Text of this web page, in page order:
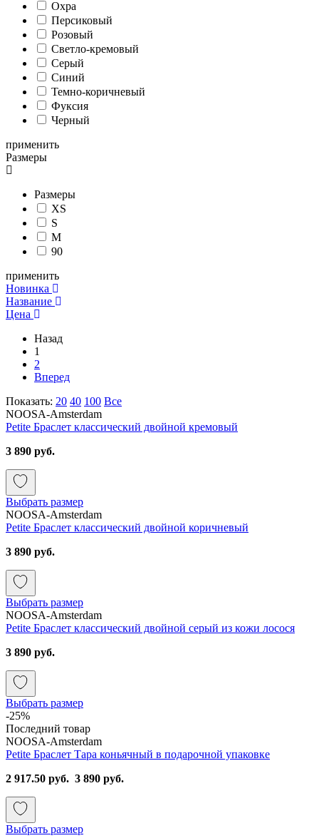
Охра
Персиковый
Розовый
Светло-кремовый
Серый
Синий
Темно-коричневый
Фуксия
Черный
применить
Размеры
Размеры
XS
S
M
90
применить
Новинка
Название
Цена
Назад
1
2
Вперед
Показать: 20 40 100 Все
NOOSA-Amsterdam
Petite Браслет классический двойной кремовый
3 890 руб.
Выбрать размер
NOOSA-Amsterdam
Petite Браслет классический двойной коричневый
3 890 руб.
Выбрать размер
NOOSA-Amsterdam
Petite Браслет классический двойной серый из кожи лосося
3 890 руб.
Выбрать размер
-25%
Последний товар
NOOSA-Amsterdam
Petite Браслет Тара коньячный в подарочной упаковке
2 917.50 руб. 3 890 руб.
Выбрать размер